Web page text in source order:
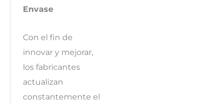
Envase
Con el fin de
innovar y mejorar,
los fabricantes
actualizan
constantemente el